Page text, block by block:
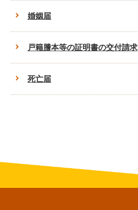
婚姻届
戸籍謄本等の証明書の交付請求
死亡届